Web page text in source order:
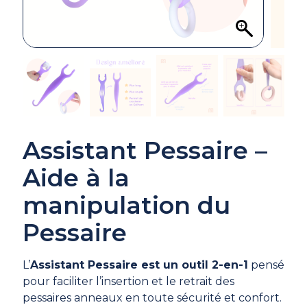
Assistant Pessaire –
Aide à la
manipulation du
Pessaire
L’Assistant Pessaire est un outil 2-en-1 pensé
pour faciliter l’insertion et le retrait des
pessaires anneaux en toute sécurité et confort.